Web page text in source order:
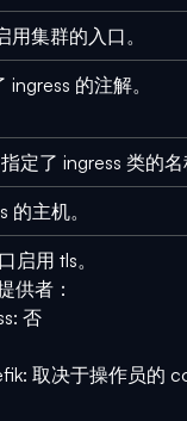
用集群的入口。
的注解。
定了 ingress 类的
的主机。
启用 tls。
供者：
否
取决于操作员的